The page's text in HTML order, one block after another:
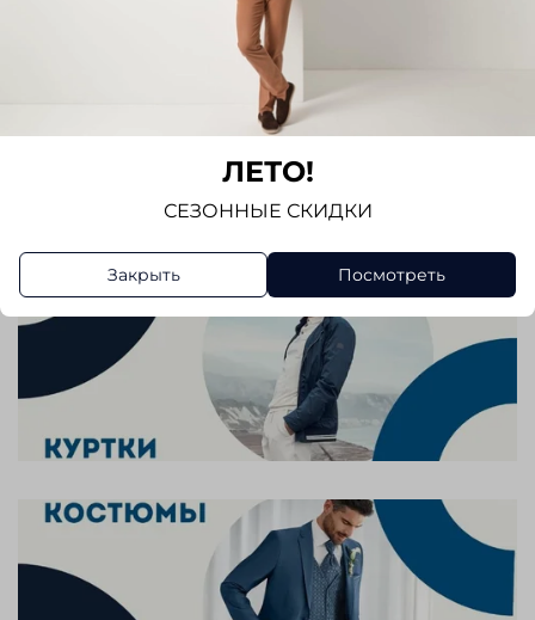
ЛЕТО!
СЕЗОННЫЕ СКИДКИ
Закрыть Посмотреть